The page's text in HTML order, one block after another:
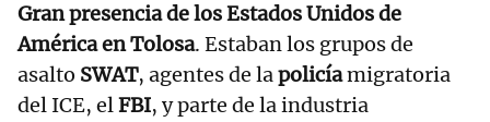
Gran presencia de los Estados Unidos de
América en Tolosa. Estaban los grupos de
asalto SWAT, agentes de lapolicíamigratoria
del ICE, elFBI, y parte de la industria